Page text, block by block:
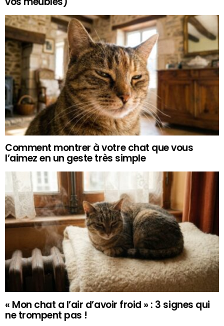
Comment montrer à votre chat que vous
l’aimez en un geste très simple
« Mon chat a l’air d’avoir froid » : 3 signes qui
ne trompent pas !